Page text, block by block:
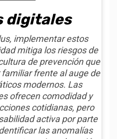
digitales
implementar estos
mitiga los riesgos de
de prevención que
frente al auge de
modernos. Las
ofrecen comodidad y
cotidianas, pero
activa por parte
las anomalías